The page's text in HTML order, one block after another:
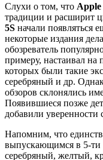
Слухи о том, что Apple
традиции и расширит
5S начали появляться
некоторые издания
обозреватель
примеру, настаивал на
которых были такие
серебряный и др.
обзоров склонялись
Появившиеся позже
добавили уверенности
Напомним, что
выпускающимся в 5-ти
серебряный, желтый,